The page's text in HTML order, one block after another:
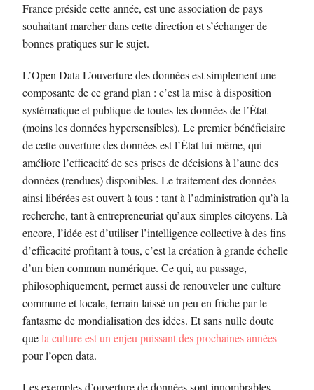
France préside cette année, est une association de pays
souhaitant marcher dans cette direction et s’échanger de
bonnes pratiques sur le sujet.
L’Open DataL’ouverture des données est simplement une
composante de ce grand plan : c’est la mise à disposition
systématique et publique de toutes les données de l’État
(moins les données hypersensibles). Le premier bénéficiaire
de cette ouverture des données est l’État lui-même, qui
améliore l’efficacité de ses prises de décisions à l’aune des
données (rendues) disponibles. Le traitement des données
ainsi libérées est ouvert à tous : tant à l’administration qu’à la
recherche, tant à entrepreneuriat qu’aux simples citoyens. Là
encore, l’idée est d’utiliser l’intelligence collective à des fins
d’efficacité profitant à tous, c’est la création à grande échelle
d’un bien commun numérique. Ce qui, au passage,
philosophiquement, permet aussi de renouveler une culture
commune et locale, terrain laissé un peu en friche par le
fantasme de mondialisation des idées. Et sans nulle doute
quela culture est un enjeu puissant des prochaines années
pour l’open data.
Les exemples d’ouverture de données sont innombrables.